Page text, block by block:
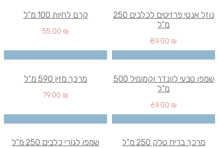
נוזל אנטי פרזיטים לכלבים 250
מ"ל
89.00 ₪
קרם לחיות 100 מ"ל
55.00 ₪
שמפו טבעי לוונדר וקמומיל 500
מ"ל
69.00 ₪
מרכך מזין 590 מ"ל
79.00 ₪
מרכך בריח טלק 250 מ"ל שמפו לגורי כלבים 250 מ"ל